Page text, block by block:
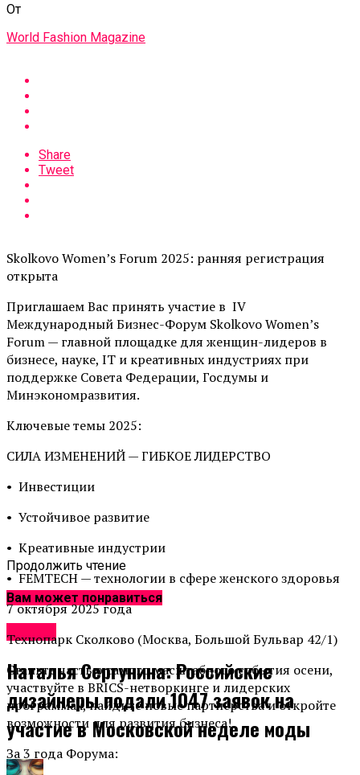
От
World Fashion Magazine
Share
Tweet
Skolkovo Women’s Forum 2025: ранняя регистрация
открыта
Приглашаем Вас принять участие в IV
Международный Бизнес-Форум Skolkovo Women’s
Forum — главной площадке для женщин-лидеров в
бизнесе, науке, IT и креативных индустриях при
поддержке Совета Федерации, Госдумы и
Минэкономразвития.
Ключевые темы 2025:
СИЛА ИЗМЕНЕНИЙ — ГИБКОЕ ЛИДЕРСТВО
•⁠ ⁠Инвестиции
•⁠ ⁠Устойчивое развитие
•⁠ ⁠Креативные индустрии
•⁠ ⁠FEMTECH — технологии в сфере женского здоровья
7 октября 2025 года
Технопарк Сколково (Москва, Большой Бульвар 42/1)
Станьте частью самого масштабного события осени,
участвуйте в BRICS-нетворкинге и лидерских
программах, найдите новые партнерства и откройте
возможности для развития бизнеса!
За 3 года Форума:
Продолжить чтение
Вам может понравиться
Афиша
Наталья Сергунина: Российские
дизайнеры подали 1047 заявок на
участие в Московской неделе моды